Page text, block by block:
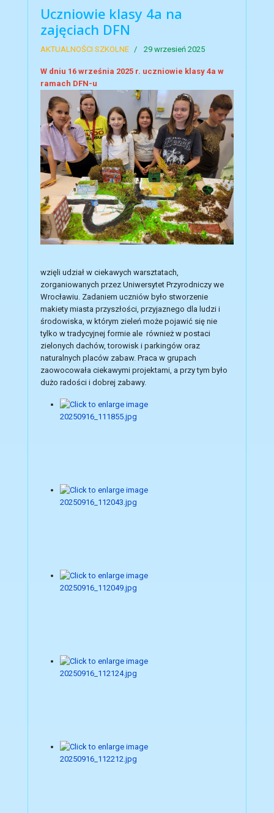
Uczniowie klasy 4a na
zajęciach DFN
AKTUALNOŚCI SZKOLNE 29 wrzesień 2025
W dniu 16 września 2025 r. uczniowie klasy 4a w
ramach DFN-u
wzięli udział w ciekawych warsztatach,
zorganiowanych przez Uniwersytet Przyrodniczy we
Wrocławiu. Zadaniem uczniów było stworzenie
makiety miasta przyszłości, przyjaznego dla ludzi i
środowiska, w którym zieleń może pojawić się nie
tylko w tradycyjnej formie ale również w postaci
zielonych dachów, torowisk i parkingów oraz
naturalnych placów zabaw. Praca w grupach
zaowocowała ciekawymi projektami, a przy tym było
dużo radości i dobrej zabawy.